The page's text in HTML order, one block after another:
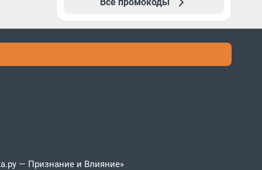
— Признание и Влияние»